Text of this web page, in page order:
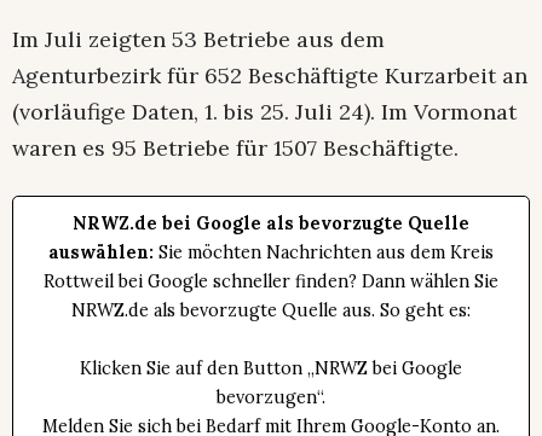
Im Juli zeigten 53 Betriebe aus dem
Agenturbezirk für 652 Beschäftigte Kurzarbeit an
(vorläufige Daten, 1. bis 25. Juli 24). Im Vormonat
waren es 95 Betriebe für 1507 Beschäftigte.
NRWZ.de bei Google als bevorzugte Quelle
auswählen: Sie möchten Nachrichten aus dem Kreis
Rottweil bei Google schneller finden? Dann wählen Sie
NRWZ.de als bevorzugte Quelle aus. So geht es:
Klicken Sie auf den Button „NRWZ bei Google
bevorzugen“.
Melden Sie sich bei Bedarf mit Ihrem Google-Konto an.